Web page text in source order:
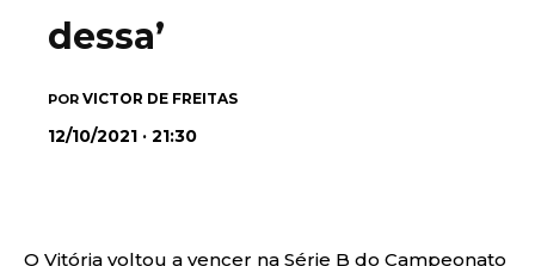
dessa’
POR VICTOR DE FREITAS
12/10/2021 · 21:30
O Vitória voltou a vencer na Série B do Campeonato